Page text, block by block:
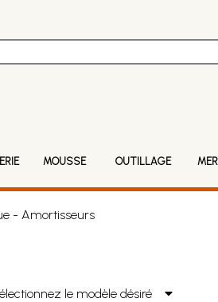
MOUSSE OUTILLAGE
- Amortisseurs
le modèle désiré